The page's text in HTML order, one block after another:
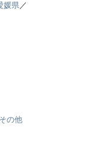
媛県／
その他